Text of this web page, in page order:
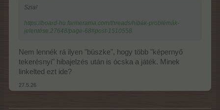
Szia!
https://board-hu.farmerama.com/threads/hibák-problémák-
jelentése.27648/page-68#post-1510558
Nem lennék rá ilyen "büszke", hogy több "képernyő
tekerésnyi" hibajelzés után is ócska a játék. Minek
linkelted ezt ide?
27.5.26